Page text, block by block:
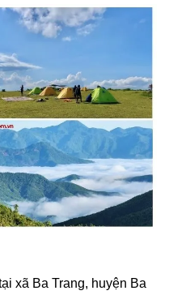
xã Ba Trang, huyện Ba